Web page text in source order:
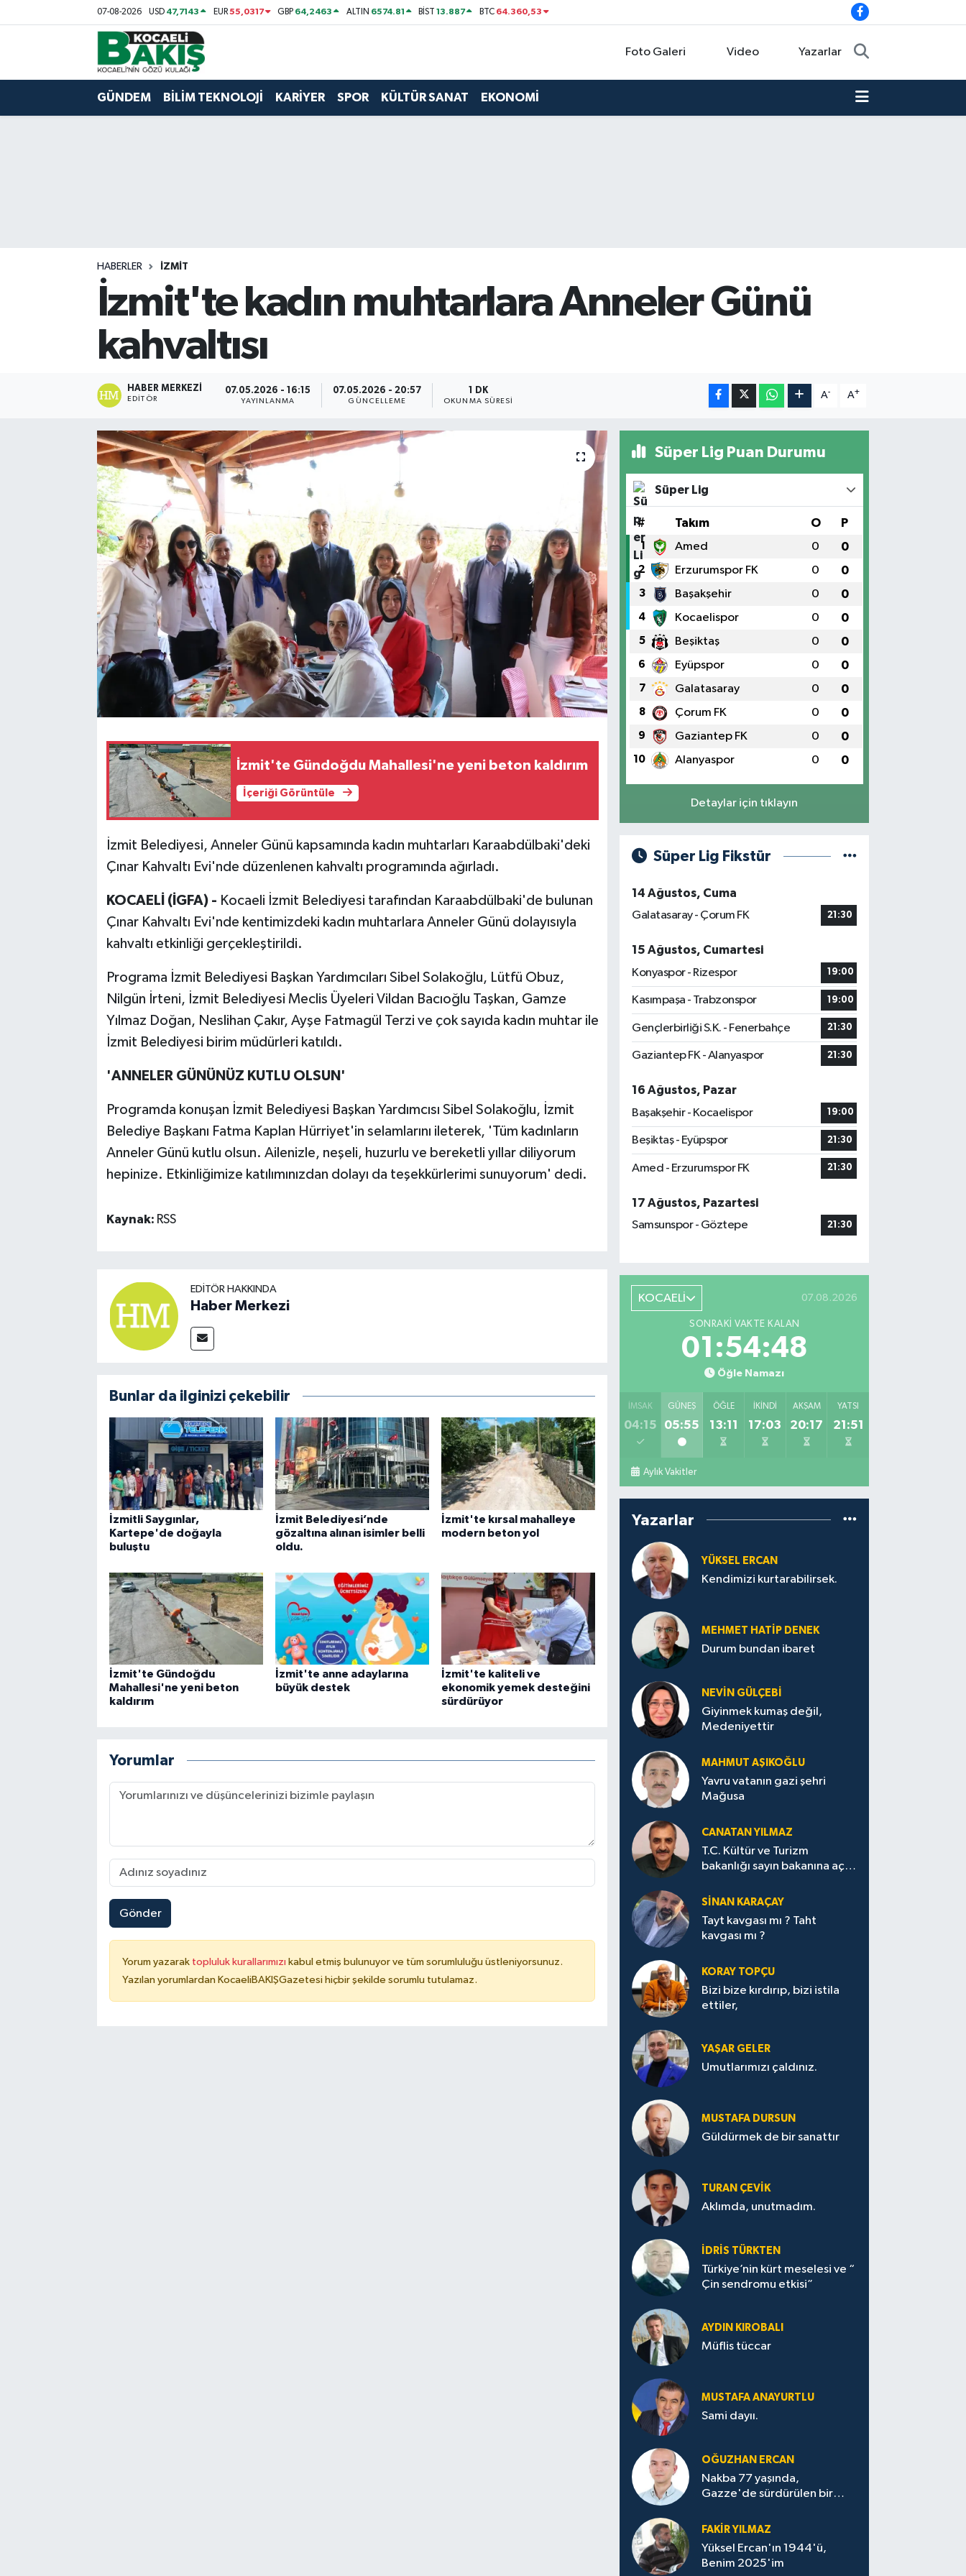
07-08-2026 USD 47,7143 EUR55,0317 GBP 64,2463 ALTIN 6574.81 BİST13.887 BTC 64.360,53
Foto Galeri Video Yazarlar
GÜNDEM BİLİM TEKNOLOJİ KARİYER SPOR KÜLTÜR SANAT EKONOMİ
HABERLER İZMİT
İzmit'te kadın muhtarlara Anneler Günü
kahvaltısı
HABER MERKEZI
EDITÖR
07.05.2026 - 16:15
YAYINLANMA
07.05.2026 - 20:57
GÜNCELLEME
1 DK
OKUNMA SÜRESI
A- A+
İzmit'te Gündoğdu Mahallesi'ne yeni beton kaldırım
İçeriği Görüntüle
İzmit Belediyesi, Anneler Günü kapsamında kadın muhtarları Karaabdülbaki'deki
Çınar Kahvaltı Evi'nde düzenlenen kahvaltı programında ağırladı.
KOCAELİ (İGFA) - Kocaeli İzmit Belediyesi tarafından Karaabdülbaki'de bulunan
Çınar Kahvaltı Evi'nde kentimizdeki kadın muhtarlara Anneler Günü dolayısıyla
kahvaltı etkinliği gerçekleştirildi.
Programa İzmit Belediyesi Başkan Yardımcıları Sibel Solakoğlu, Lütfü Obuz,
Nilgün İrteni, İzmit Belediyesi Meclis Üyeleri Vildan Bacıoğlu Taşkan, Gamze
Yılmaz Doğan, Neslihan Çakır, Ayşe Fatmagül Terzi ve çok sayıda kadın muhtar ile
İzmit Belediyesi birim müdürleri katıldı.
'ANNELER GÜNÜNÜZ KUTLU OLSUN'
Programda konuşan İzmit Belediyesi Başkan Yardımcısı Sibel Solakoğlu, İzmit
Belediye Başkanı Fatma Kaplan Hürriyet'in selamlarını ileterek, 'Tüm kadınların
Anneler Günü kutlu olsun. Ailenizle, neşeli, huzurlu ve bereketli yıllar diliyorum
hepinize. Etkinliğimize katılımınızdan dolayı da teşekkürlerimi sunuyorum' dedi.
Kaynak: RSS
EDITÖR HAKKINDA
Haber Merkezi
Bunlar da ilginizi çekebilir
İzmitli Saygınlar,
Kartepe'de doğayla
buluştu
İzmit Belediyesi’nde
gözaltına alınan isimler belli
oldu.
İzmit'te kırsal mahalleye
modern beton yol
İzmit'te Gündoğdu
Mahallesi'ne yeni beton
kaldırım
İzmit'te anne adaylarına
büyük destek
İzmit'te kaliteli ve
ekonomik yemek desteğini
sürdürüyor
Yorumlar
Gönder
Yorum yazarak topluluk kurallarımızı kabul etmiş bulunuyor ve tüm sorumluluğu üstleniyorsunuz.
Yazılan yorumlardan KocaeliBAKIŞGazetesi hiçbir şekilde sorumlu tutulamaz.
Süper Lig Puan Durumu
Süper Lig
# Takım O P
1 Amed 0 0
2 Erzurumspor FK 0 0
3 Başakşehir 0 0
4 Kocaelispor 0 0
5 Beşiktaş 0 0
6 Eyüpspor 0 0
7 Galatasaray 0 0
8 Çorum FK 0 0
9 Gaziantep FK 0 0
10 Alanyaspor 0 0
Detaylar için tıklayın
Süper Lig Fikstür
14 Ağustos, Cuma
Galatasaray - Çorum FK
21:30
15 Ağustos, Cumartesi
Konyaspor - Rizespor
19:00
Kasımpaşa - Trabzonspor 19:00
Gençlerbirliği S.K. - Fenerbahçe 21:30
Gaziantep FK - Alanyaspor 21:30
16 Ağustos, Pazar
Başakşehir - Kocaelispor
19:00
Beşiktaş - Eyüpspor 21:30
Amed - Erzurumspor FK 21:30
17 Ağustos, Pazartesi
Samsunspor - Göztepe
21:30
KOCAELİ 07.08.2026
SONRAKI VAKTE KALAN
01:54:47
Öğle Namazı
İMSAK
04:15
GÜNEŞ
05:55
ÖĞLE
13:11
İKINDI
17:03
AKŞAM
20:17
YATSI
21:51
Aylık Vakitler
Yazarlar
YÜKSEL ERCAN
Kendimizi kurtarabilirsek.
MEHMET HATİP DENEK
Durum bundan ibaret
NEVİN GÜLÇEBİ
Giyinmek kumaş değil,
Medeniyettir
MAHMUT AŞIKOĞLU
Yavru vatanın gazi şehri
Mağusa
CANATAN YILMAZ
T.C. Kültür ve Turizm
bakanlığı sayın bakanına açık
SİNAN KARAÇAY
Tayt kavgası mı ? Taht
kavgası mı ?
KORAY TOPÇU
Bizi bize kırdırıp, bizi istila
ettiler,
YAŞAR GELER
Umutlarımızı çaldınız.
MUSTAFA DURSUN
Güldürmek de bir sanattır
TURAN ÇEVİK
Aklımda, unutmadım.
İDRİS TÜRKTEN
Türkiye’nin kürt meselesi ve “
Çin sendromu etkisi”
AYDIN KIROBALI
Müflis tüccar
MUSTAFA ANAYURTLU
Sami dayıı.
OĞUZHAN ERCAN
Nakba 77 yaşında,
Gazze'de sürdürülen bir
FAKİR YILMAZ
Yüksel Ercan'ın 1944'ü,
Benim 2025'im
Kocaeli Nöbetçi Eczaneler
Kocaeli Hava Durumu